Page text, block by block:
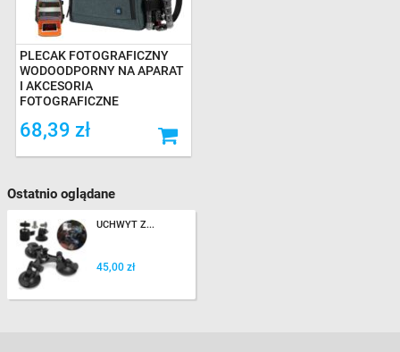
PLECAK FOTOGRAFICZNY
WODOODPORNY NA APARAT
I AKCESORIA
FOTOGRAFICZNE
68,39 zł
Ostatnio oglądane
UCHWYT Z...
45,00 zł